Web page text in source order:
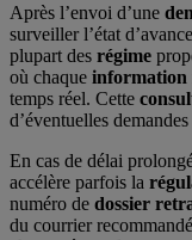
Après l’envoi d’une
surveiller l’état
plupart des régime
où chaque information
temps réel. Cette
d’éventuelles
En cas de délai
accélère parfois la
numéro de dossier
du courrier